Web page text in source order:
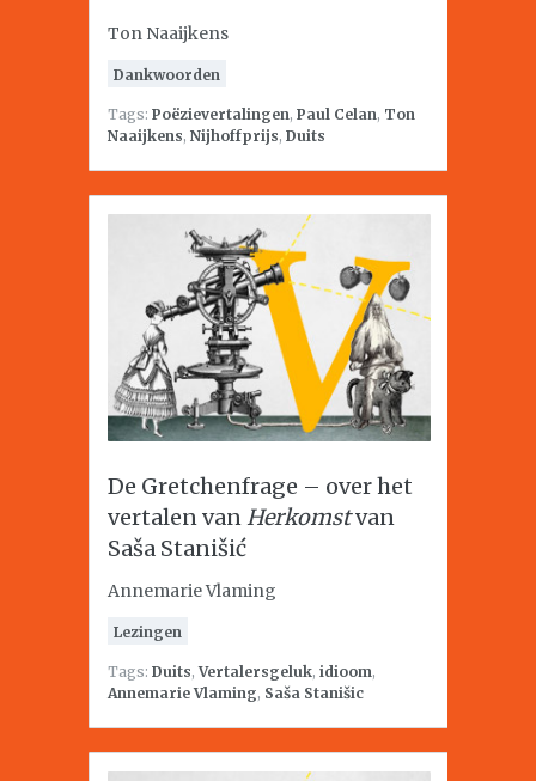
Ton Naaijkens
Dankwoorden
Tags: Poëzievertalingen, Paul Celan, Ton
Naaijkens, Nijhoffprijs, Duits
De Gretchenfrage – over het
vertalen vanHerkomstvan
Saša Stanišić
Annemarie Vlaming
Lezingen
Tags: Duits,Vertalersgeluk, idioom,
Annemarie Vlaming, Saša Stanišic